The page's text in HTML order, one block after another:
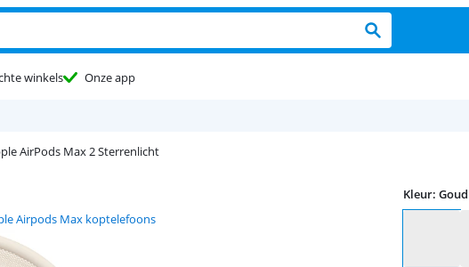
winkels Onze app
AirPods Max 2 Sterrenlicht
Airpods Max koptelefoons
Kleur:Goud